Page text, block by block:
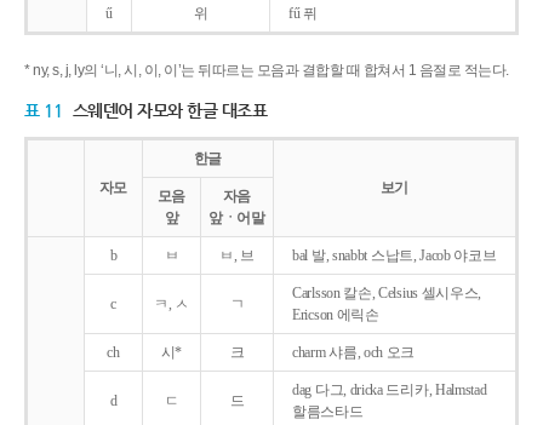
ű 위 fű 퓌
* ny, s, j, ly의 ‘니, 시, 이, 이’는 뒤따르는 모음과 결합할 때 합쳐서 1 음절로 적는다.
표 11 스웨덴어 자모와 한글 대조표
자모
한글
보기
모음
앞
자음
앞ㆍ어말
b ㅂ ㅂ, 브 bal 발, snabbt 스납트, Jacob 야코브
c ㅋ, ㅅ ㄱ
Carlsson 칼손, Celsius 셀시우스,
Ericson 에릭손
ch 시* 크 charm 샤름, och 오크
d ㄷ 드
dag 다그, dricka 드리카, Halmstad
할름스타드